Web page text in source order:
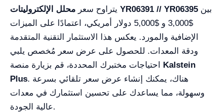
يتراوح سعر محلل الإلكتروليتات YR06391 // YR06395
$3,000 و $5,000 دولار أمريكي، اعتمادًا على الميزات
الإضافية والمورد. يعكس هذا الاستثمار التقنية المتقدمة
ودقة المعدات. للحصول على عرض سعر مُخصص يلبي
Kalstein
Plus. هناك، يمكنك إنشاء عرض سعر تلقائي بسرعة
وسهولة، مما يساعدك على تحسين استثمارك في معدات
عالية الجودة.